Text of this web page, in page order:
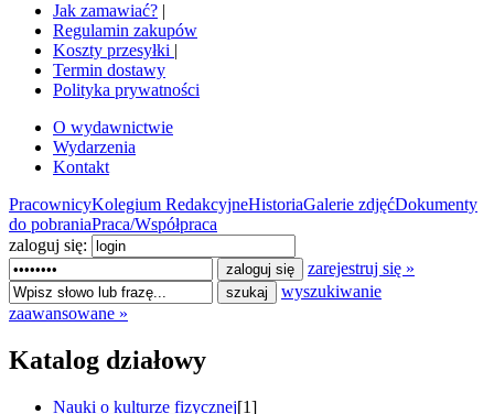
Jak zamawiać? |
Regulamin zakupów
Koszty przesyłki |
Termin dostawy
Polityka prywatności
O wydawnictwie
Wydarzenia
Kontakt
PracownicyKolegium RedakcyjneHistoriaGalerie zdjęćDokumenty
do pobraniaPraca/Współpraca
zaloguj się:
zarejestruj się »
wyszukiwanie
zaawansowane »
Katalog działowy
Nauki o kulturze fizycznej[1]